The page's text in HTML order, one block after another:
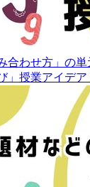
合わせ方」の
」授業アイデア